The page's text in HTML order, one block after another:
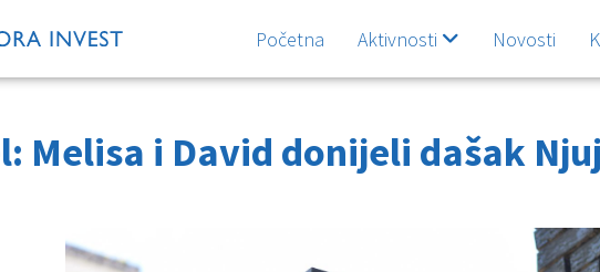
Početna Aktivnosti Novosti
Melisa i David donijeli dašak